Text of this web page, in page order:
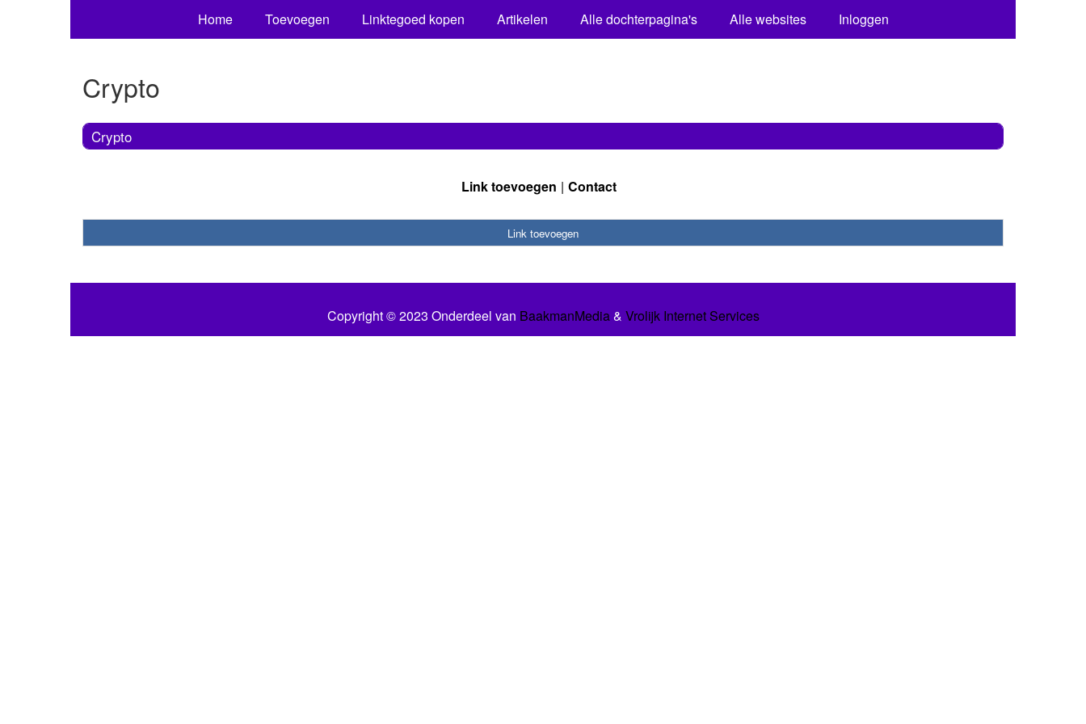
Home Toevoegen Linktegoed kopen Artikelen Alle dochterpagina's Alle websites Inloggen
Crypto
Crypto
Link toevoegen Contact
Link toevoegen
Copyright © 2023 Onderdeel van BaakmanMedia& Vrolijk Internet Services